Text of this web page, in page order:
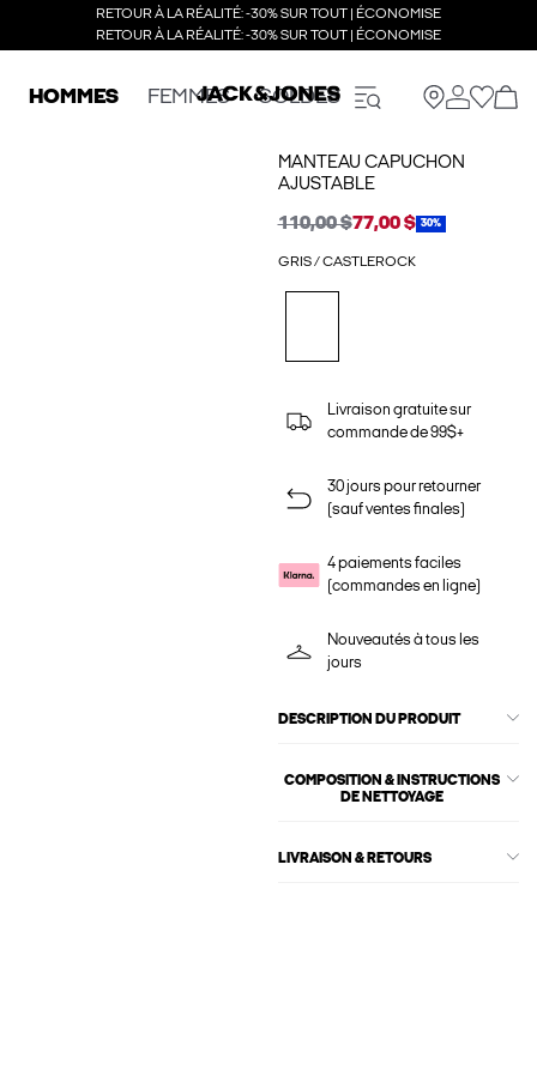
RETOUR À LA RÉALITÉ: -30% SUR TOUT | ÉCONOMISE
RETOUR À LA RÉALITÉ: -30% SUR TOUT | ÉCONOMISE
HOMMES FEMMES SOLDES
MANTEAU CAPUCHON
AJUSTABLE
110,00 $77,00 $ 30%
GRIS / CASTLEROCK
Livraison gratuite sur
commande de 99$+
30 jours pour retourner
(sauf ventes finales)
4 paiements faciles
(commandes en ligne)
Nouveautés à tous les
jours
DESCRIPTION DU PRODUIT
COMPOSITION & INSTRUCTIONS
DE NETTOYAGE
LIVRAISON & RETOURS